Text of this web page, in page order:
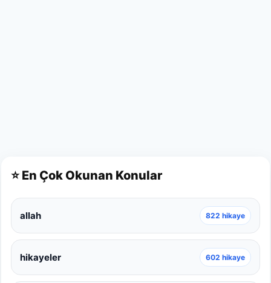
⭐ En Çok Okunan Konular
allah 822 hikaye
hikayeler 602 hikaye